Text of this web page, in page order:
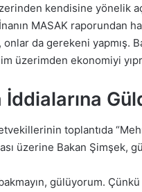
kendisine yönelik
MASAK raporundan
da gerekeni yapmış.
üzerimden ekonomiyi
toplantıda
üzerine Bakan Şimşek,
gülüyorum.